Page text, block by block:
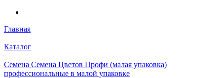
Главная
Каталог
Семена Семена Цветов Профи (малая упаковка)
профессиональные в малой упаковке